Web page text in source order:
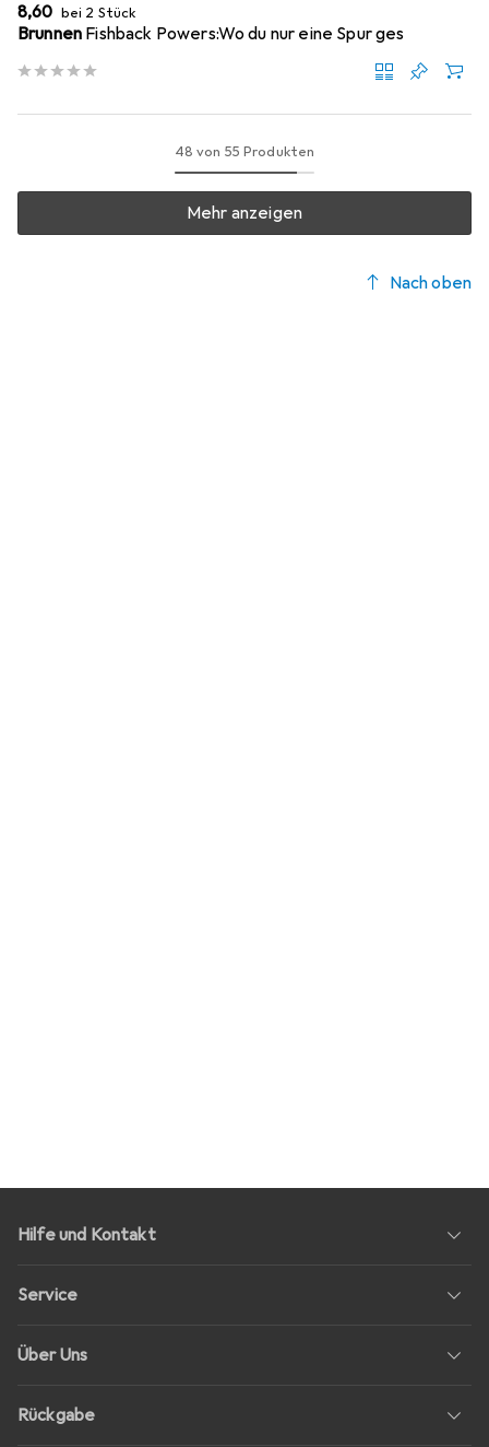
EUR
8,60 bei 2 Stück
Brunnen Fishback Powers:Wo du nur eine Spur ges
48 von 55 Produkten
Mehr anzeigen
Nach oben
Hilfe und Kontakt
Service
Über Uns
Rückgabe